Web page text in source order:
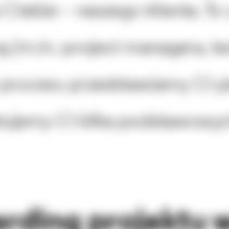
– naszego klienta. To
(m.in. project managera,
przedstawiamy Ci
Ci kilka